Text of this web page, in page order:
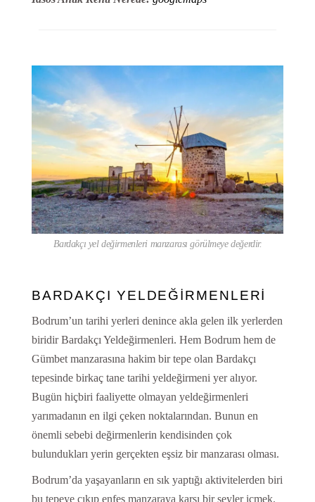
Bardakçı yel değirmenleri manzarası görülmeye değerdir.
BARDAKÇI YELDEĞİRMENLERİ
Bodrum’un tarihi yerleri denince akla gelen ilk yerlerden
biridir Bardakçı Yeldeğirmenleri. Hem Bodrum hem de
Gümbet manzarasına hakim bir tepe olan Bardakçı
tepesinde birkaç tane tarihi yeldeğirmeni yer alıyor.
Bugün hiçbiri faaliyette olmayan yeldeğirmenleri
yarımadanın en ilgi çeken noktalarından. Bunun en
önemli sebebi değirmenlerin kendisinden çok
bulundukları yerin gerçekten eşsiz bir manzarası olması.
Bodrum’da yaşayanların en sık yaptığı aktivitelerden biri
bu tepeye çıkıp enfes manzaraya karşı bir şeyler içmek.